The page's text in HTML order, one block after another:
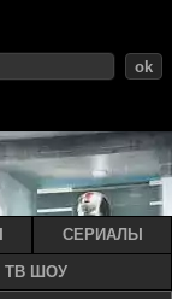
ok
СЕРИАЛЫ
ТВ ШОУ